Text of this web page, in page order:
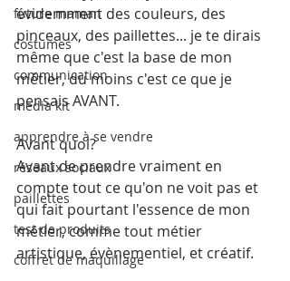
future maman
costumes
communication
media kit
apprendre à se vendre
réseaux sociaux
paillettes
test de produits
coffret de maquillage
évidemment des couleurs, des
pinceaux, des paillettes... je te dirais
même que c'est la base de mon
métier, du moins c'est ce que je
pensais AVANT.
Avant quoi?
Avant de prendre vraiment en
compte tout ce qu'on ne voit pas et
qui fait pourtant l'essence de mon
métier, comme tout métier
artistique, évènementiel, et créatif.